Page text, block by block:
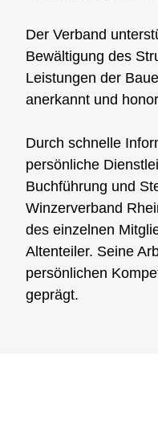
Der Verband
Bewältigung des
Leistungen der
anerkannt und
Durch schnelle
persönliche
Buchführung und
Winzerverband
des einzelnen
Altenteiler. Seine
persönlichen
geprägt.